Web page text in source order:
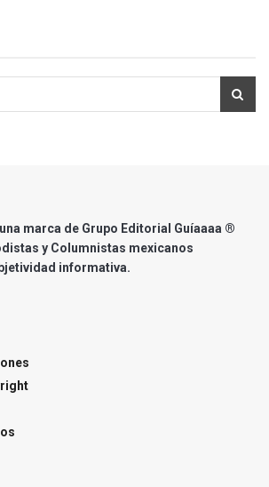
marca de Grupo Editorial Guíaaaa ®
y Columnistas mexicanos
informativa.